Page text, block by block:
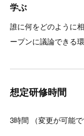
学ぶ
誰に何をどのように
ープンに議論できる
想定研修時間
3時間 （変更が可能で